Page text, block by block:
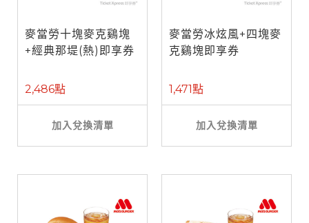
麥當勞十塊麥克鷄塊
+經典那堤(熱)即享券
2,486點
加入兌換清單
麥當勞冰炫風+四塊麥
克鷄塊即享券
1,471點
加入兌換清單